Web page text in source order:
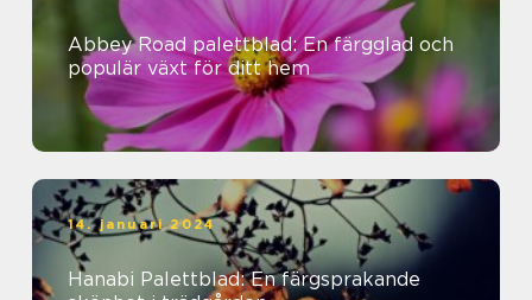
Abbey Road palettblad: En färgglad och
populär växt för ditt hem
14. januari 2024
Hanabi Palettblad: En färgsprakande